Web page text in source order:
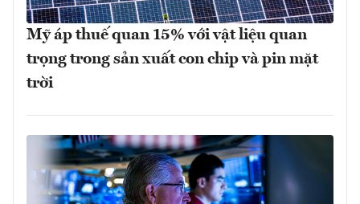
Mỹ áp thuế quan 15% với vật liệu quan
trọng trong sản xuất con chip và pin mặt
trời